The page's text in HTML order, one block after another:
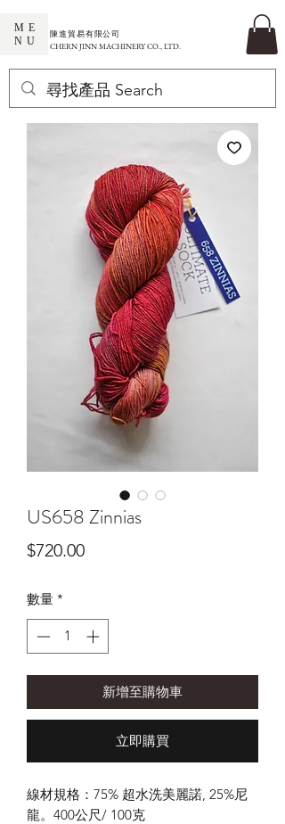
ME
NU
​陳進貿易有限公司
CHERN JINN MACHINERY CO., LTD.
US658 Zinnias
$720.00價
數量 *
新增至購物車
立即購買
線材規格：75% 超水洗美麗諾, 25%尼
龍。400公尺/ 100克